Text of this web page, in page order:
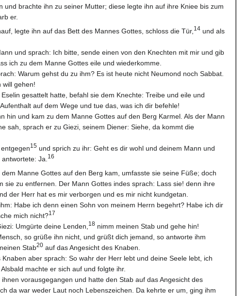
und brachte ihn zu seiner Mutter; diese legte ihn auf ihre Kniee bis zum
er.
legte ihn auf das Bett des Mannes Gottes, schloss die Tür, 14 und als
und sprach: Ich bitte, sende einen von den Knechten mit mir und gib
ich zu dem Manne Gottes eile und wiederkomme.
Warum gehst du zu ihm? Es ist heute nicht Neumond noch Sabbat.
will gehen!
gesattelt hatte, befahl sie dem Knechte: Treibe und eile und
auf dem Wege und tue das, was ich dir befehle!
hin und kam zu dem Manne Gottes auf den Berg Karmel. Als der Mann
sah, sprach er zu Giezi, seinem Diener: Siehe, da kommt die
15 und sprich zu ihr: Geht es dir wohl und deinem Mann und
Ja. 16
dem Manne Gottes auf den Berg kam, umfasste sie seine Füße; doch
sie zu entfernen. Der Mann Gottes indes sprach: Lass sie! denn ihre
der Herr hat es mir verborgen und es mir nicht kundgetan.
Habe ich denn einen Sohn von meinem Herrn begehrt? Habe ich dir
mich nicht?17
Umgürte deine Lenden, 18 nimm meinen Stab und gehe hin!
so grüße ihn nicht, und grüßt dich jemand, so antworte ihm
Stab20 auf das Angesicht des Knaben.
aber sprach: So wahr der Herr lebt und deine Seele lebt, ich
Alsbald machte er sich auf und folgte ihr.
vorausgegangen und hatte den Stab auf das Angesicht des
da war weder Laut noch Lebenszeichen. Da kehrte er um, ging ihm